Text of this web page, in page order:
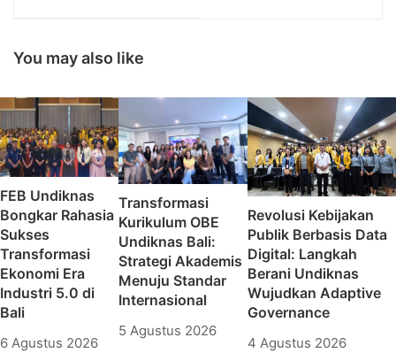
You may also like
FEB Undiknas
Bongkar Rahasia
Sukses
Transformasi
Ekonomi Era
Industri 5.0 di
Bali
6 Agustus 2026
Transformasi
Kurikulum OBE
Undiknas Bali:
Strategi Akademis
Menuju Standar
Internasional
5 Agustus 2026
Revolusi Kebijakan
Publik Berbasis Data
Digital: Langkah
Berani Undiknas
Wujudkan Adaptive
Governance
4 Agustus 2026